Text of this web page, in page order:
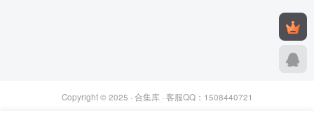
Copyright © 2025 · 合集库· 客服QQ：1508440721